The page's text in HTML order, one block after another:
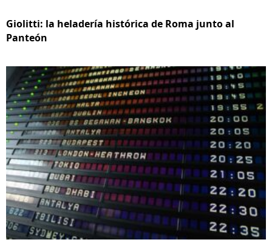
Giolitti: la heladería histórica de Roma junto al
Panteón